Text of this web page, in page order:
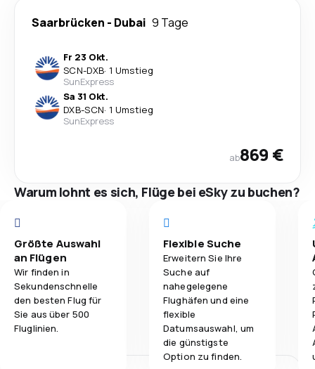
Saarbrücken - Dubai 9 Tage
Fr 23 Okt.
SCN-DXB· 1 Umstieg
SunExpress
Sa 31 Okt.
DXB-SCN· 1 Umstieg
SunExpress
ab869 €
Warum lohnt es sich, Flüge bei eSky zu buchen?
Größte Auswahl
an Flügen
Wir finden in
Sekundenschnelle
den besten Flug für
Sie aus über 500
Fluglinien.
Flexible Suche
Erweitern Sie Ihre
Suche auf
nahegelegene
Flughäfen und eine
flexible
Datumsauswahl, um
die günstigste
Option zu finden.